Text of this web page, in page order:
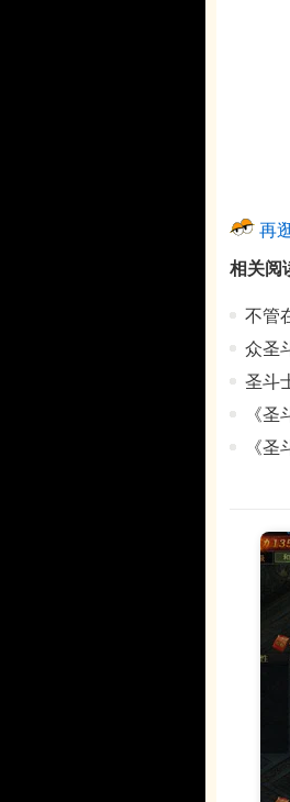
再
相关阅
不管
众圣
圣斗
《
《